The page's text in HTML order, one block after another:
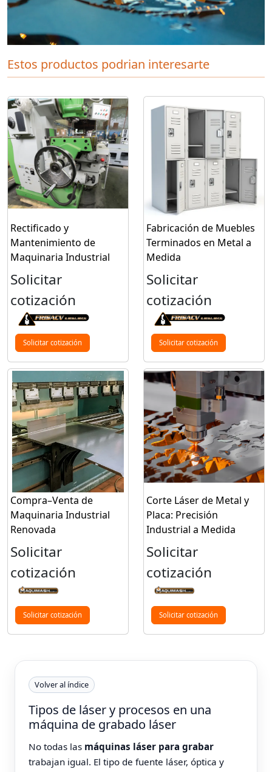
Estos productos podrian interesarte
Rectificado y
Mantenimiento de
Maquinaria Industrial
Solicitar
cotización
Solicitar cotización
Fabricación de Muebles
Terminados en Metal a
Medida
Solicitar
cotización
Solicitar cotización
Compra–Venta de
Maquinaria Industrial
Renovada
Solicitar
cotización
Solicitar cotización
Corte Láser de Metal y
Placa: Precisión
Industrial a Medida
Solicitar
cotización
Solicitar cotización
Volver al índice
Tipos de láser y procesos en una
máquina de grabado láser
No todas las máquinas láser para grabar
trabajan igual. El tipo de fuente láser, óptica y